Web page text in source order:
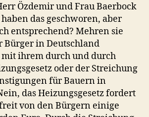
Özdemir und Frau Baerbock
das geschworen, aber
entsprechend? Mehren sie
Bürger in Deutschland
ihrem durch und durch
oder der Streichung
für Bauern in
das Heizungsgesetz fordert
von den Bürgern einige